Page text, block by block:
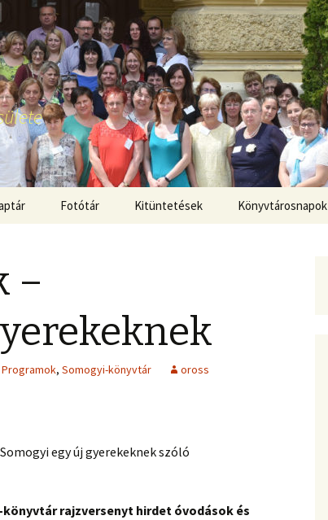
Fotótár Kitüntetések Könyvtárosnapok
–
Programok, Somogyi-könyvtár oross
egy új gyerekeknek szóló
könyvtár rajzversenyt hirdet óvodások és